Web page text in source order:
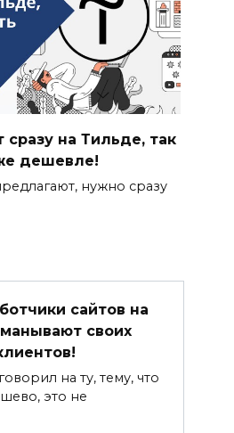
на Тильде, так
дешевле!
нужно сразу
сайтов на
своих
на ту, тему, что
это не